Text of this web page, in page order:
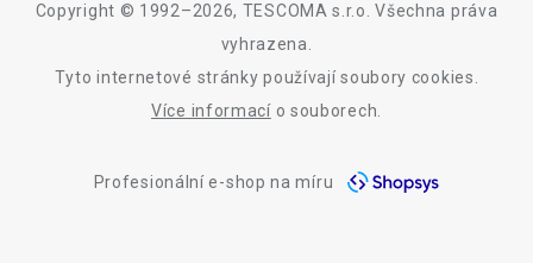
Informace o obalech a elektroodpadech
Záruka a servis TESCOMA
Náhradní plnění
Elektronický objednávkový systém TESCOMA B2B
Blog
Whistleblowing
Copyright © 1992–2026, TESCOMA s.r.o. Všechna práva
vyhrazena.
Tyto internetové stránky používají soubory cookies.
Více informacío souborech.
Profesionální e-shop na míru